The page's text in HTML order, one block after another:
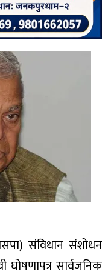
संविधान संशोधन
घोषणापत्र सार्वजनिक